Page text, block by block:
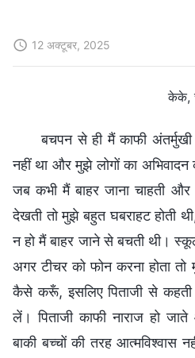
12 अक्टूबर, 2025
केके,
बचपन से ही मैं काफी
नहीं था और मुझे लोगों का अभिवादन
जब कभी मैं बाहर जाना चाहती
देखती तो मुझे बहुत घबराहट होती
न हो मैं बाहर जाने से बचती थी।
अगर टीचर को फोन करना होता
कैसे करूँ, इसलिए पिताजी से
लें। पिताजी काफी नाराज हो
बाकी बच्चों की तरह आत्मविश्वास